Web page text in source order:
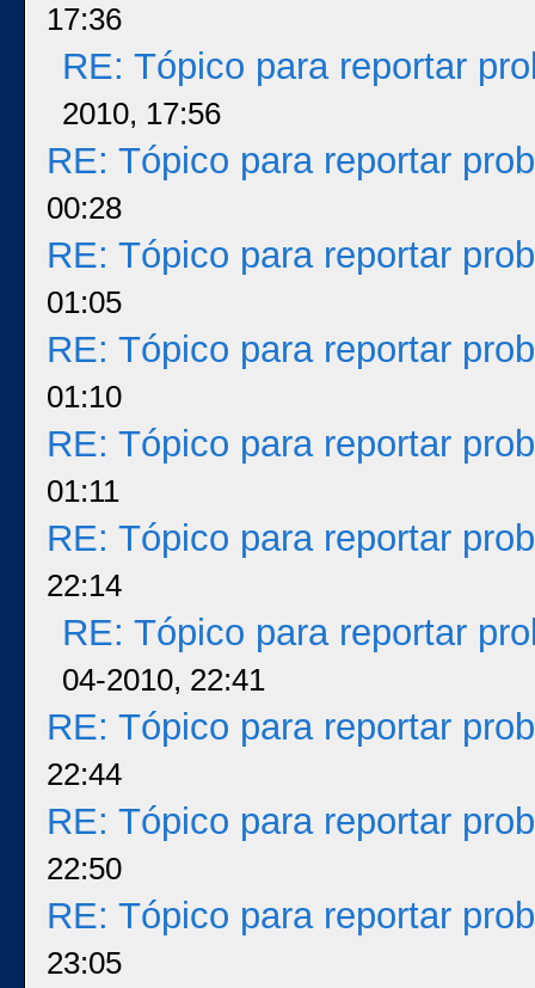
17:36
RE: Tópico para reportar
2010, 17:56
RE: Tópico para reportar
00:28
RE: Tópico para reportar
01:05
RE: Tópico para reportar
01:10
RE: Tópico para reportar
01:11
RE: Tópico para reportar
22:14
RE: Tópico para reportar
04-2010, 22:41
RE: Tópico para reportar
22:44
RE: Tópico para reportar
22:50
RE: Tópico para reportar
23:05